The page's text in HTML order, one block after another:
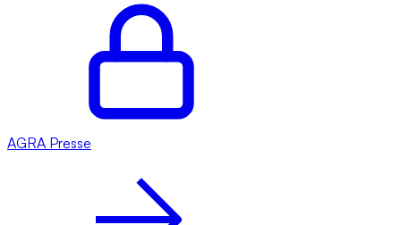
AGRA Presse